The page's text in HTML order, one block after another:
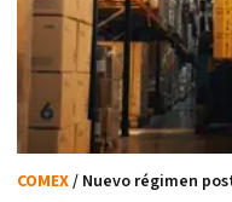
COMEX/ Nuevo régimen